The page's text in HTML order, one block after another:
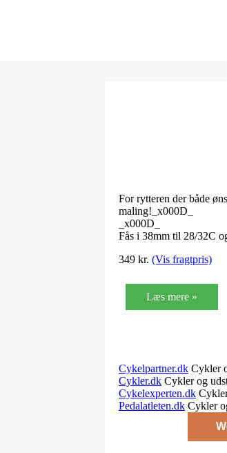
For rytteren der både
maling!_x000D_
_x000D_
Fås i 38mm til 28/32C
349 kr. (Vis fragtpris)
Læs mere »
Cykelpartner.dk Cykler
Cykler.dk Cykler og
Cykelexperten.dk
Pedalatleten.dk Cykler